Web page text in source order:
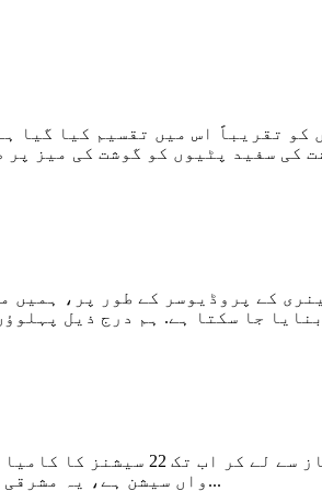
کو تقریباً اس میں تقسیم کیا گیا
کی سفید پٹیوں کو گوشت کی میز
کے پروڈیوسر کے طور پر، ہمیں
واں سیشن ہے، یہ مشرقی یورپ اور روس کی مشہور اور بااثر فوڈ پروسیسنگ مشینری کی نمائش ہے، بین الاقوامی نمائش کے ذریعے...